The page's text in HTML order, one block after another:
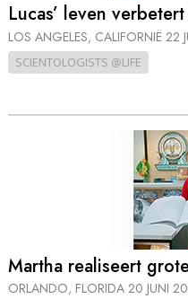
Lucas’ leven
LOS ANGELES, CALIFORNIË 22
SCIENTOLOGISTS @LIFE
Martha realiseert
ORLANDO, FLORIDA 20 JUNI